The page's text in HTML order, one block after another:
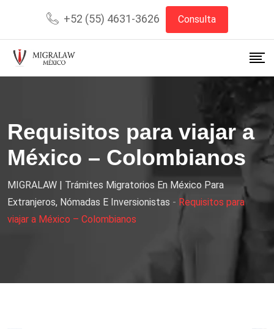
+52 (55) 4631-3626 Consulta
Requisitos para viajar a
México – Colombianos
MIGRALAW | Trámites Migratorios En México Para
Extranjeros, Nómadas E Inversionistas - Requisitos para
viajar a México – Colombianos